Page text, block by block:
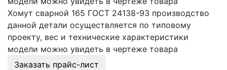
Хомут сварной 165 ГОСТ 24138-93 производство
данной детали осуществляется по типовому
проекту, вес и технические характеристики
модели можно увидеть в чертеже товара
Заказать прайс-лист